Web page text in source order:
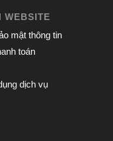
WEBSITE
mật thông tin
toán
dịch vụ